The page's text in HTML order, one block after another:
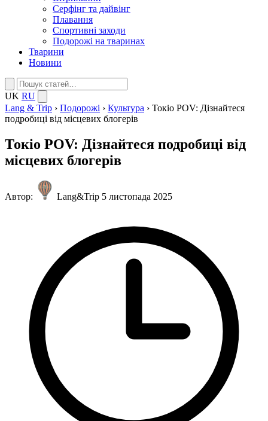
Серфінг та дайвінг
Плавання
Спортивні заходи
Подорожі на тваринах
Тварини
Новини
UK RU
Lang & Trip › Подорожі › Культура › Токіо POV: Дізнайтеся
подробиці від місцевих блогерів
Токіо POV: Дізнайтеся подробиці від
місцевих блогерів
Автор: Lang&Trip 5 листопада 2025